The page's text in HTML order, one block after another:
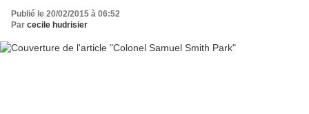
Publié le 20/02/2015 à 06:52
Par cecile hudrisier